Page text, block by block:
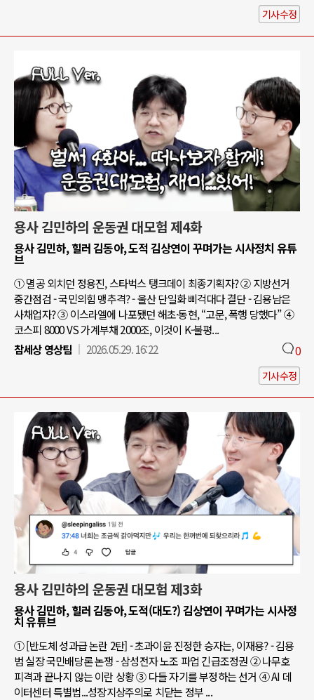
기사수정
용사 김민하의 운동권 대모험 제4화
용사 김민하, 힐러 김동아, 도적 김상연이 꾸며가는 시사정치 유튜
브
① 멸공 외치던 정용진, 스타벅스 탱크데이 최종기획자? ② 지방선거
중간점검 - 국민의힘 맹추격? - 울산 단일화 삐걱대다 결단 - 김용남은
사채업자? ③ 이스라엘에 나포됐던 해초·동현, “고문, 폭행 당했다” ④
코스피 8000 VS 가계부채 2000조, 이것이 K-불평...
참세상 영상팀
2026.05.29. 16:22 0
기사수정
용사 김민하의 운동권 대모험 제3화
용사 김민하, 힐러 김동아, 도적(대도?) 김상연이 꾸며가는 시사정
치 유튜브
① [반도체 성과급 논란 2탄] - 초과이윤 진정한 승자는, 이재용? - 김용
범 실장 국민배당론 논쟁 - 삼성전자 노조 파업 긴급조정권 ② 나무호
피격과 끝나지 않는 이란 상황 ③ 다들 자기를 부정하는 선거 ④ AI 데
이터센터 특별법...성장지상주의로 치닫는 정부 ...